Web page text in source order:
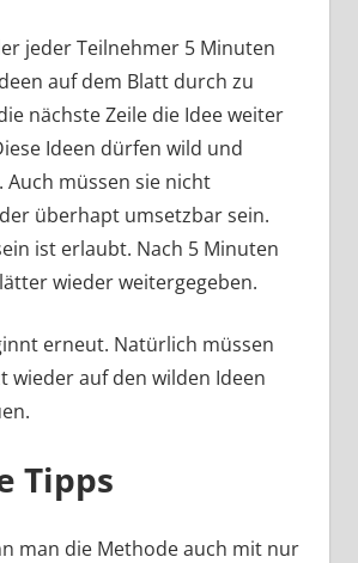
jeder Teilnehmer 5 Minuten
auf dem Blatt durch zu
nächste Zeile die Idee weiter
Ideen dürfen wild und
Auch müssen sie nicht
überhapt umsetzbar sein.
ist erlaubt. Nach 5 Minuten
wieder weitergegeben.
erneut. Natürlich müssen
wieder auf den wilden Ideen
Tipps
man die Methode auch mit nur